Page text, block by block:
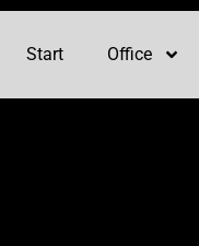
Start Office